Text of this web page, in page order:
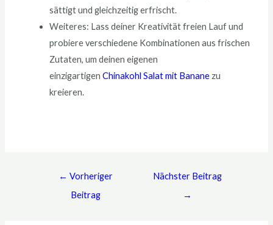
sättigt und gleichzeitig erfrischt.
Weiteres: Lass deiner Kreativität freien Lauf und
probiere verschiedene Kombinationen aus frischen
Zutaten, um deinen eigenen
einzigartigen Chinakohl Salat mit Bananezu
kreieren.
← Vorheriger
Beitrag
Nächster Beitrag
→